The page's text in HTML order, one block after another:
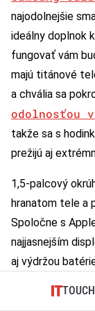
najodolnejšie
ideálny doplnok
fungovať vám
majú titánové
a chvália sa
odolnosťou
takže sa s
prežijú aj
1,5-palcový
hranatom tele a
Spoločne s
najjasnejším
aj výdržou